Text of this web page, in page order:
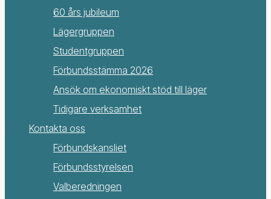
60 års jubileum
Lägergruppen
Studentgruppen
Förbundsstämma 2026
Ansök om ekonomiskt stöd till läger
Tidigare verksamhet
Kontakta oss
Förbundskansliet
Förbundsstyrelsen
Valberedningen